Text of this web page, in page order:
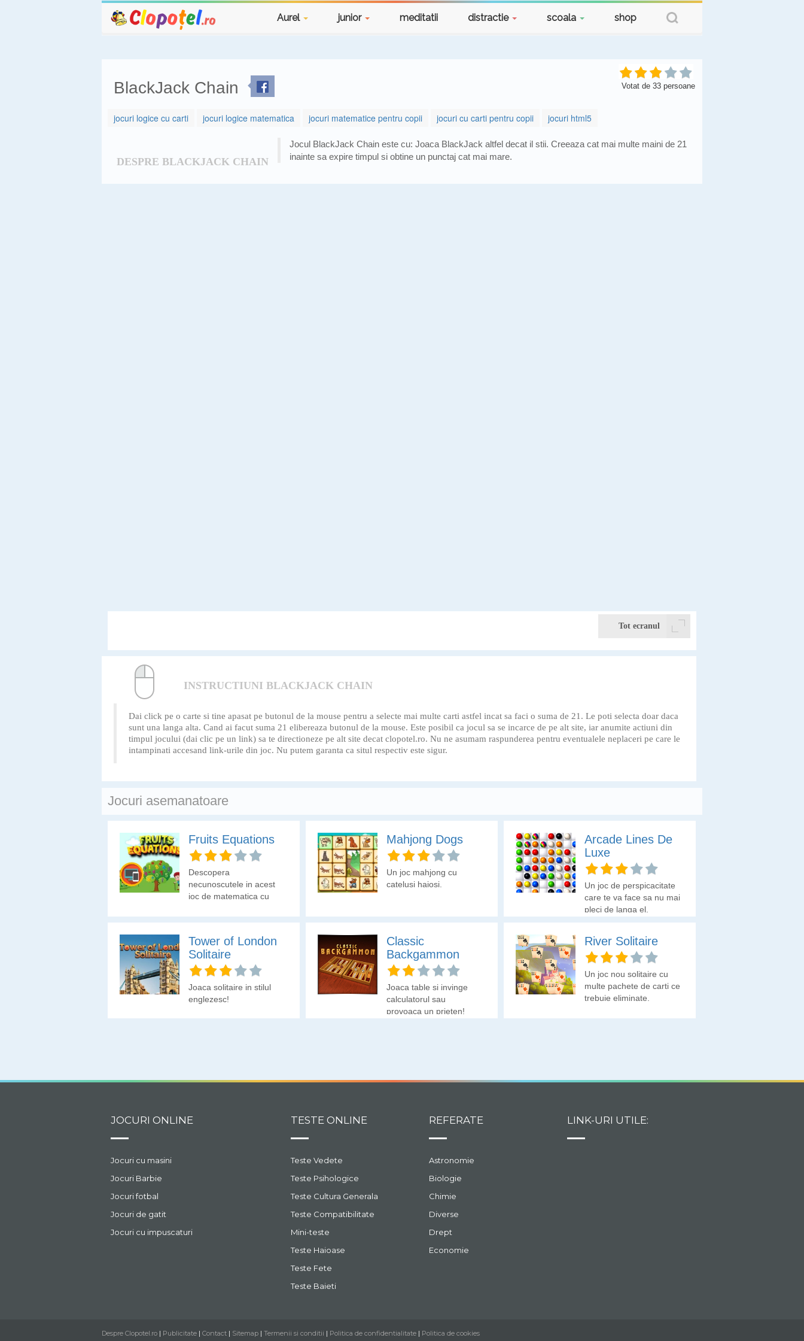
Aurel junior meditatii distractie scoala shop
BlackJack Chain Votat de 33 persoane
jocuri logice cu carti jocuri logice matematica jocuri matematice pentru copii jocuri cu carti pentru copii jocuri html5
DESPRE BLACKJACK CHAIN
Jocul BlackJack Chain este cu: Joaca BlackJack altfel decat il stii. Creeaza cat mai multe maini de 21
inainte sa expire timpul si obtine un punctaj cat mai mare.
Tot ecranul
INSTRUCTIUNI BLACKJACK CHAIN
Dai click pe o carte si tine apasat pe butonul de la mouse pentru a selecte mai multe carti astfel incat sa faci o suma de 21. Le poti selecta doar daca
sunt una langa alta. Cand ai facut suma 21 elibereaza butonul de la mouse. Este posibil ca jocul sa se incarce de pe alt site, iar anumite actiuni din
timpul jocului (dai clic pe un link) sa te directioneze pe alt site decat clopotel.ro. Nu ne asumam raspunderea pentru eventualele neplaceri pe care le
intampinati accesand link-urile din joc. Nu putem garanta ca situl respectiv este sigur.
Jocuri asemanatoare
Fruits Equations
Descopera
necunoscutele in acest
joc de matematica cu
Mahjong Dogs
Un joc mahjong cu
catelusi haiosi.
Arcade Lines De
Luxe
Un joc de perspicacitate
care te va face sa nu mai
pleci de langa el.
Tower of London
Solitaire
Joaca solitaire in stilul
englezesc!
Classic
Backgammon
Joaca table si invinge
calculatorul sau
provoaca un prieten!
River Solitaire
Un joc nou solitaire cu
multe pachete de carti ce
trebuie eliminate.
JOCURI ONLINE
Jocuri cu masini
Jocuri Barbie
Jocuri fotbal
Jocuri de gatit
Jocuri cu impuscaturi
TESTE ONLINE
Teste Vedete
Teste Psihologice
Teste Cultura Generala
Teste Compatibilitate
Mini-teste
Teste Haioase
Teste Fete
Teste Baieti
REFERATE
Astronomie
Biologie
Chimie
Diverse
Drept
Economie
LINK-URI UTILE:
Despre Clopotel.ro | Publicitate | Contact | Sitemap | Termenii si conditii | Politica de confidentialitate | Politica de cookies